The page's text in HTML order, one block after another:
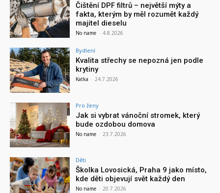
Čištění DPF filtrů – největší mýty a
fakta, kterým by měl rozumět každý
majitel dieselu
No name - 4.8.2026
Bydlení
Kvalita střechy se nepozná jen podle
krytiny
Katka - 24.7.2026
Pro ženy
Jak si vybrat vánoční stromek, který
bude ozdobou domova
No name - 23.7.2026
Děti
Školka Lovosická, Praha 9 jako místo,
kde děti objevují svět každý den
No name - 20.7.2026